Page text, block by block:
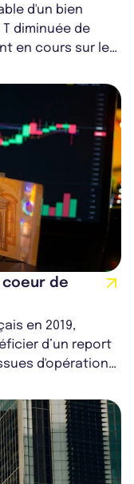
d'un bien
diminuée de
en cours sur le
coeur de
en 2019,
d’un report
d'opérations